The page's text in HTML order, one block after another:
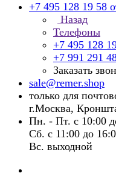
+7 495 128 19 58
Назад
Телефоны
+7 495 128
+7 991 291
Заказать
sale@remer.shop
только для
г.Москва,
Пн. - Пт. с 10:00
Сб. с 11:00 до
Вс. выходной